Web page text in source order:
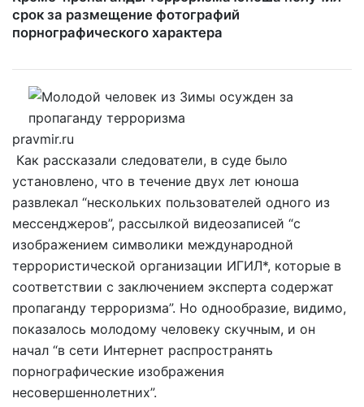
срок за размещение фотографий
порнографического характера
pravmir.ru
Как рассказали следователи, в суде было
установлено, что в течение двух лет юноша
развлекал “нескольких пользователей одного из
мессенджеров”, рассылкой видеозаписей “с
изображением символики международной
террористической организации ИГИЛ*, которые в
соответствии с заключением эксперта содержат
пропаганду терроризма”. Но однообразие, видимо,
показалось молодому человеку скучным, и он
начал “в сети Интернет распространять
порнографические изображения
несовершеннолетних”.